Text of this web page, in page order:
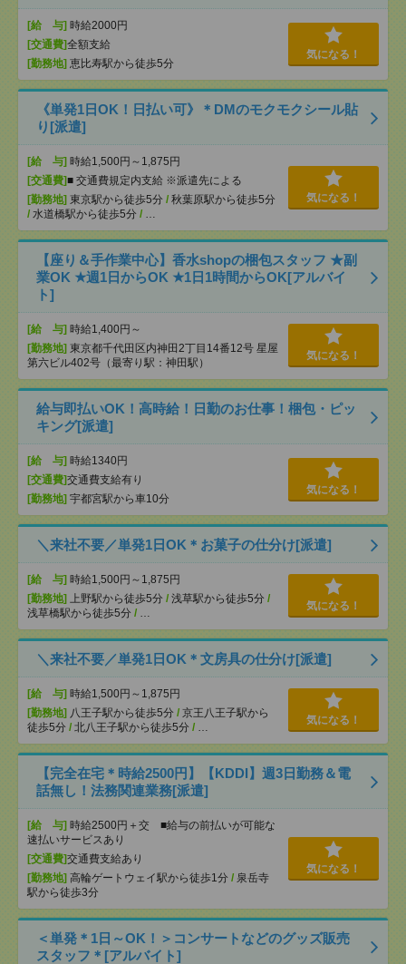
[給 与] 時給2000円
[交通費]全額支給
[勤務地] 恵比寿駅から徒歩5分
気になる！
《単発1日OK！日払い可》＊DMのモクモクシール貼
り[派遣]
[給 与] 時給1,500円～1,875円
[交通費]■ 交通費規定内支給 ※派遣先による
[勤務地] 東京駅から徒歩5分 / 秋葉原駅から徒歩5分
/ 水道橋駅から徒歩5分 / …
気になる！
【座り＆手作業中心】香水shopの梱包スタッフ ★副
業OK ★週1日からOK ★1日1時間からOK[アルバイ
ト]
[給 与] 時給1,400円～
[勤務地] 東京都千代田区内神田2丁目14番12号 星屋
第六ビル402号（最寄り駅：神田駅）
気になる！
給与即払いOK！高時給！日勤のお仕事！梱包・ピッ
キング[派遣]
[給 与] 時給1340円
[交通費]交通費支給有り
[勤務地] 宇都宮駅から車10分
気になる！
＼来社不要／単発1日OK＊お菓子の仕分け[派遣]
[給 与] 時給1,500円～1,875円
[勤務地] 上野駅から徒歩5分 / 浅草駅から徒歩5分 /
浅草橋駅から徒歩5分 / …
気になる！
＼来社不要／単発1日OK＊文房具の仕分け[派遣]
[給 与] 時給1,500円～1,875円
[勤務地] 八王子駅から徒歩5分 / 京王八王子駅から
徒歩5分 / 北八王子駅から徒歩5分 / …
気になる！
【完全在宅＊時給2500円】【KDDI】週3日勤務＆電
話無し！法務関連業務[派遣]
[給 与] 時給2500円＋交 ■給与の前払いが可能な
速払いサービスあり
[交通費]交通費支給あり
[勤務地] 高輪ゲートウェイ駅から徒歩1分 / 泉岳寺
駅から徒歩3分
気になる！
＜単発＊1日～OK！＞コンサートなどのグッズ販売
スタッフ＊[アルバイト]